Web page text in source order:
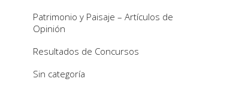
Patrimonio y Paisaje – Artículos de
Opinión
Resultados de Concursos
Sin categoría